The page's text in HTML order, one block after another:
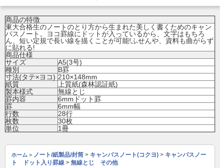
商品の特徴
東大合格生のノートのとり方から生まれた美しく書くためのキャン
パスノート。ヨコ罫線にドットが入っているから、文字はもちろ
ん、短い定規で長い線を描くことが可能!ふせんや、資料も曲がらず
に貼れる!
商品仕様
サイズ
A5(3号)
種別
B罫
寸法(タテ×ヨコ) 210×148mm
紙質
上質紙(森林認証紙)
製本様式
無線とじ
罫内容
6mmドット罫
罫
6mm幅
行数
28行
枚数
30枚
単位
1冊
ホーム > ノート/紙製品/封筒 > キャンパスノート(コクヨ) > キャンパスノー
ト ドット入り罫線 > 無線とじ その他